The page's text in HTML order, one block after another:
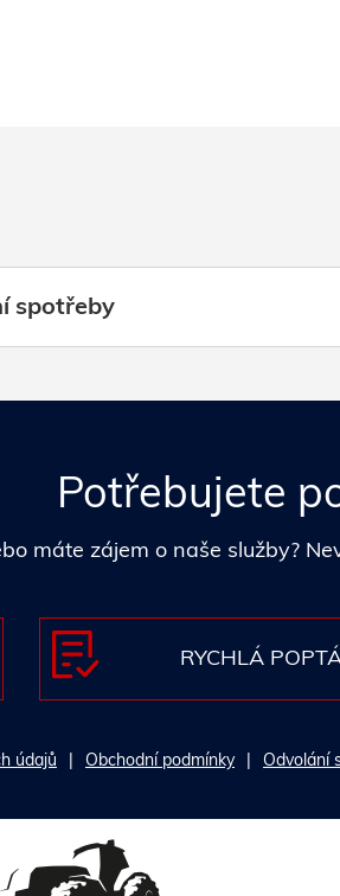
spotřeby
Potřebujete
máte zájem o naše služby?
RYCHLÁ
údajů Obchodní podmínky Odvolání